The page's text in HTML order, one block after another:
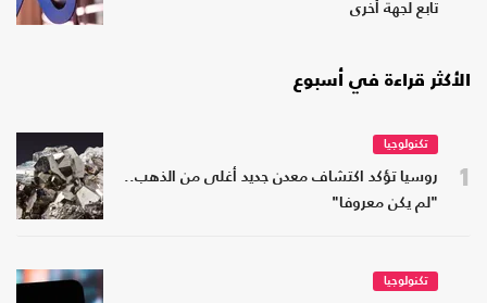
تابع لجهة أخرى
الأكثر قراءة في أسبوع
1
تكنولوجيا
روسيا تؤكد اكتشاف معدن جديد أغلى من الذهب..
"لم يكن معروفا"
تكنولوجيا